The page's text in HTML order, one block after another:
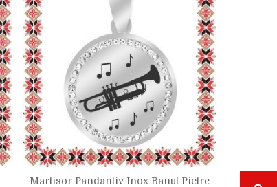
Martisor Pandantiv Inox Banut Pietre